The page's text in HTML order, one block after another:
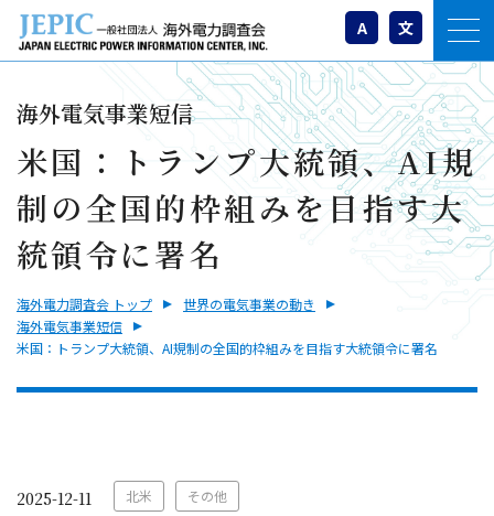
A 文
海外電気事業短信
米国：トランプ大統領、AI規
制の全国的枠組みを目指す大
統領令に署名
海外電力調査会 トップ
世界の電気事業の動き
海外電気事業短信
米国：トランプ大統領、AI規制の全国的枠組みを目指す大統領令に署名
2025-12-11 北米 その他